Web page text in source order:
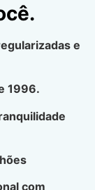
e
1996.
com